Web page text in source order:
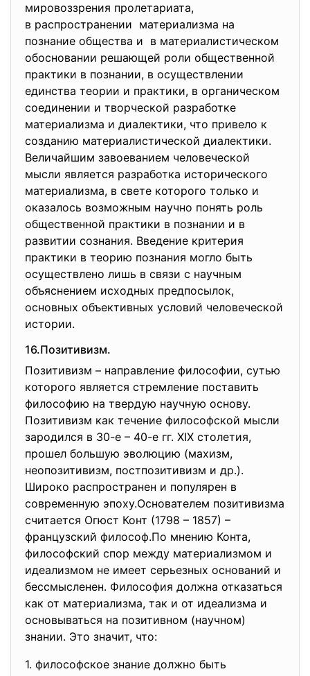
мировоззрения пролетариата,
в распространении материализма на
познание общества и в материалистическом
обосновании решающей роли общественной
практики в познании, в осуществлении
единства теории и практики, в органическом
соединении и творческой разработке
материализма и диалектики, что привело к
созданию материалистической диалектики.
Величайшим завоеванием человеческой
мысли является разработка исторического
материализма, в свете которого только и
оказалось возможным научно понять роль
общественной практики в познании и в
развитии сознания. Введение критерия
практики в теорию познания могло быть
осуществлено лишь в связи с научным
объяснением исходных предпосылок,
основных объективных условий человеческой
истории.
16.Позитивизм.
Позитивизм – направление философии, сутью
которого является стремление поставить
философию на твердую научную основу.
Позитивизм как течение философской мысли
зародился в 30-е – 40-е гг. XIX столетия,
прошел большую эволюцию (махизм,
неопозитивизм, постпозитивизм и др.).
Широко распространен и популярен в
современную эпоху.Основателем позитивизма
считается Огюст Конт (1798 – 1857) –
французский философ.По мнению Конта,
философский спор между материализмом и
идеализмом не имеет серьезных оснований и
бессмысленен. Философия должна отказаться
как от материализма, так и от идеализма и
основываться на позитивном (научном)
знании. Это значит, что:
1. философское знание должно быть